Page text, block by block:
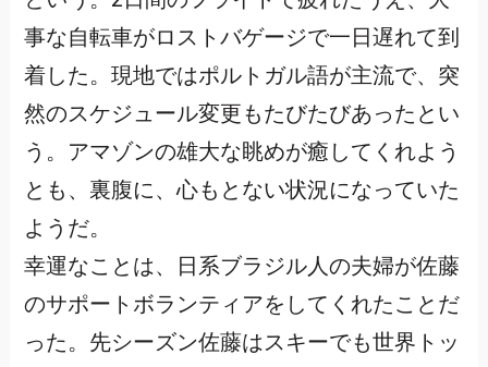
事な自転車がロストバゲージで一日遅れて到
着した。現地ではポルトガル語が主流で、突
然のスケジュール変更もたびたびあったとい
う。アマゾンの雄大な眺めが癒してくれよう
とも、裏腹に、心もとない状況になっていた
ようだ。
幸運なことは、日系ブラジル人の夫婦が佐藤
のサポートボランティアをしてくれたことだ
った。先シーズン佐藤はスキーでも世界トッ